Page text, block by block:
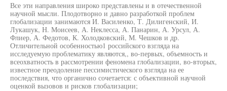
Все эти направления широко представлены и в отечественной
научной мысли. Плодотворно и давно разработкой проблем
глобализации занимаются И. Василенко, Т. Дилигенский, И.
Лукашук, Н. Моисеев, А. Неклесса, А. Панарин, А. Урсул, А.
Флиер, А. Федотов, К. Холодковский, М. Чешков и др.
Отличительной особенностью1 российского взгляда на
исследуемую проблематику являются,, во-первых, объемность и
всеохватность в рассмотрении феномена глобализации, во-вторых,
известное преодоление пессимистического взгляда на ее
последствия, что органично сочетается: с объективной научной
оценкой вызовов и рисков глобализации;